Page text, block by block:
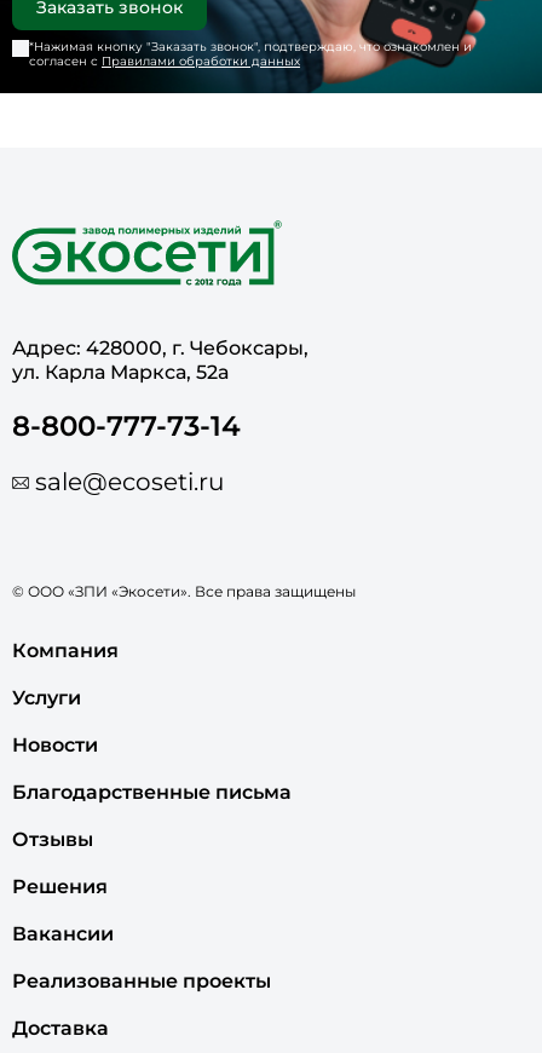
*Нажимая кнопку "Заказать звонок", подтверждаю, что ознакомлен и
согласен с Правилами обработки данных
Адрес: 428000, г. Чебоксары,
ул. Карла Маркса, 52а
8-800-777-73-14
sale@ecoseti.ru
© ООО «ЗПИ «Экосети». Все права защищены
Компания
Услуги
Новости
Благодарственные письма
Отзывы
Решения
Вакансии
Реализованные проекты
Доставка